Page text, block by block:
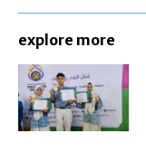
explore more